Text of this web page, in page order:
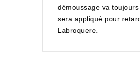
démoussage va
sera appliqué pour
Labroquere.